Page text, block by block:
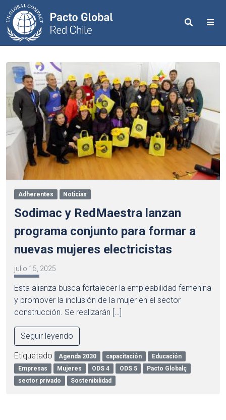
Search
Adherentes Noticias
Sodimac y RedMaestra lanzan
programa conjunto para formar a
nuevas mujeres electricistas
julio 15, 2025
Esta alianza busca fortalecer la empleabilidad femenina
y promover la inclusión de la mujer en el sector
construcción. Se realizarán […]
Seguir leyendo
Etiquetado Agenda 2030 capacitación
Educación
Empresas
Mujeres ODS 4 ODS 5
Pacto Globalç
sector privado
Sostenibilidad